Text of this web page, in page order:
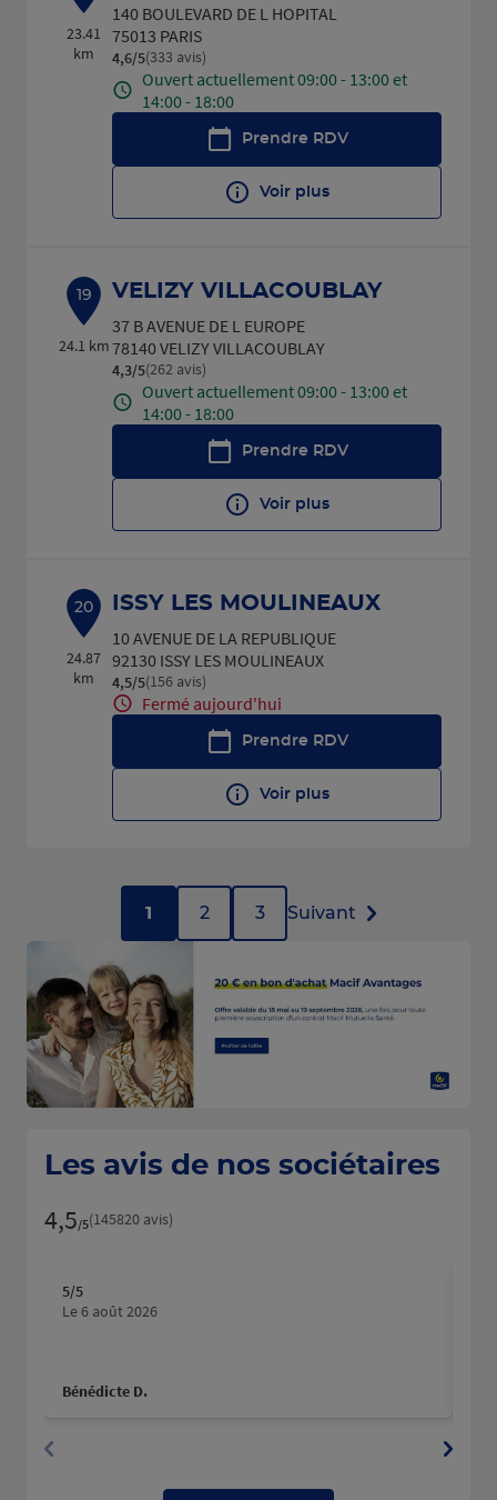
23.41
km
140 BOULEVARD DE L HOPITAL
75013 PARIS
4,6/5Note de 4.6 sur 5
(333 avis)
Ouvert actuellement 09:00 - 13:00 et
14:00 - 18:00
Prendre RDV
Voir plus
19
24.1 km
VELIZY VILLACOUBLAY
37 B AVENUE DE L EUROPE
78140 VELIZY VILLACOUBLAY
4,3/5Note de 4.3 sur 5
(262 avis)
Ouvert actuellement 09:00 - 13:00 et
14:00 - 18:00
Prendre RDV
Voir plus
20
24.87
km
ISSY LES MOULINEAUX
10 AVENUE DE LA REPUBLIQUE
92130 ISSY LES MOULINEAUX
4,5/5Note de 4.5 sur 5
(156 avis)
Fermé aujourd'hui
Prendre RDV
Voir plus
1 2 3 Suivant
Les avis de nos sociétaires
4,5/5Note de 4.5 sur 5
(145820 avis)
5/5
Le 6 août 2026
Bénédicte D.